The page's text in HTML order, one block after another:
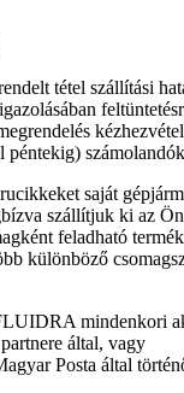
tétel szállítási
péntekig)
saját
szállítjuk ki az
feladható
különböző
mindenkori
által, vagy
Posta által